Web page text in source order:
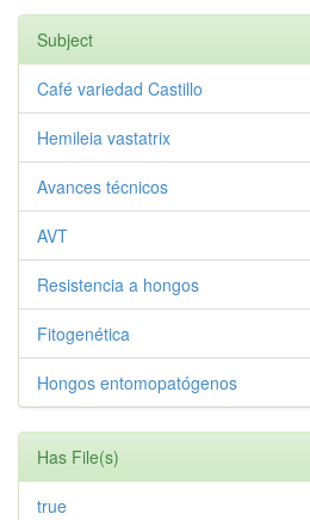
Subject
Café variedad Castillo
Hemileia vastatrix
Avances técnicos
AVT
Resistencia a hongos
Fitogenética
Hongos entomopatógenos
Has File(s)
true